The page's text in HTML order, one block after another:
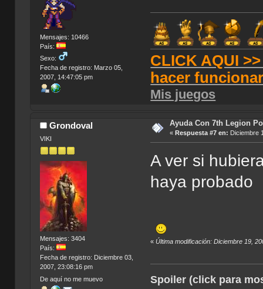
Mensajes: 10466
País:
Sexo:
Fecha de registro: Marzo 05,
2007, 14:47:05 pm
CLICK AQUI
hacer
Mis juegos
Grondoval
VIKI
Mensajes: 3404
País:
Fecha de registro: Diciembre 03,
2007, 23:08:16 pm
De aquí no me muevo
Ayuda Con 7th Legion
« Respuesta #7 en: Diciembre
A ver si
haya probado
«Última modificación: Diciembre 19,
Spoiler (click para